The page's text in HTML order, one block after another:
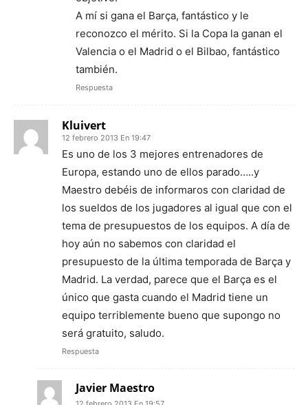
A mí si gana el Barça, fantástico y le
reconozco el mérito. Si la Copa la ganan el
Valencia o el Madrid o el Bilbao, fantástico
también.
Respuesta
Kluivert
12 febrero 2013 En 19:47
Es uno de los 3 mejores entrenadores de
Europa, estando uno de ellos parado…..y
Maestro debéis de informaros con claridad de
los sueldos de los jugadores al igual que con el
tema de presupuestos de los equipos. A día de
hoy aún no sabemos con claridad el
presupuesto de la última temporada de Barça y
Madrid. La verdad, parece que el Barça es el
único que gasta cuando el Madrid tiene un
equipo terriblemente bueno que supongo no
será gratuito, saludo.
Respuesta
Javier Maestro